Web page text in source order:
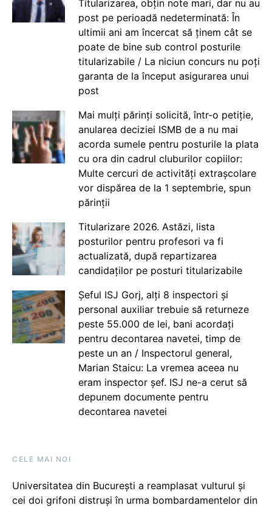
Titularizarea, obțin note mari, dar nu au
post pe perioadă nedeterminată: În
ultimii ani am încercat să ținem cât se
poate de bine sub control posturile
titularizabile / La niciun concurs nu poți
garanta de la început asigurarea unui
post
Mai mulți părinți solicită, într-o petiție,
anularea deciziei ISMB de a nu mai
acorda sumele pentru posturile la plata
cu ora din cadrul cluburilor copiilor:
Multe cercuri de activități extrașcolare
vor dispărea de la 1 septembrie, spun
părinții
Titularizare 2026. Astăzi, lista
posturilor pentru profesori va fi
actualizată, după repartizarea
candidaților pe posturi titularizabile
Șeful ISJ Gorj, alți 8 inspectori și
personal auxiliar trebuie să returneze
peste 55.000 de lei, bani acordați
pentru decontarea navetei, timp de
peste un an / Inspectorul general,
Marian Staicu: La vremea aceea nu
eram inspector șef. ISJ ne-a cerut să
depunem documente pentru
decontarea navetei
CELE MAI NOI
Universitatea din București a reamplasat vulturul și
cei doi grifoni distruși în urma bombardamentelor din